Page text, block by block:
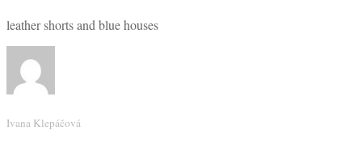
leather shorts and blue houses
Ivana Klepáčová